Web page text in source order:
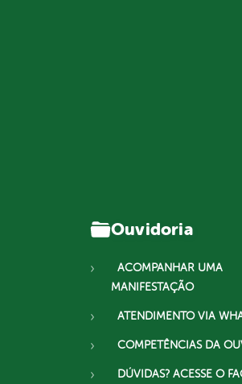
Ouvidoria
ACOMPANHAR UMA
MANIFESTAÇÃO
ATENDIMENTO VIA
COMPETÊNCIAS DA
DÚVIDAS? ACESSE O